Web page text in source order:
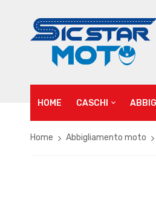
HOME CASCHI
Home Abbigliamento moto